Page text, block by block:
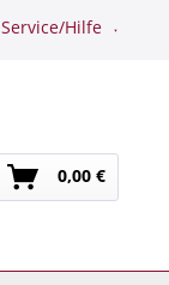
Service/Hilfe
0,00 €